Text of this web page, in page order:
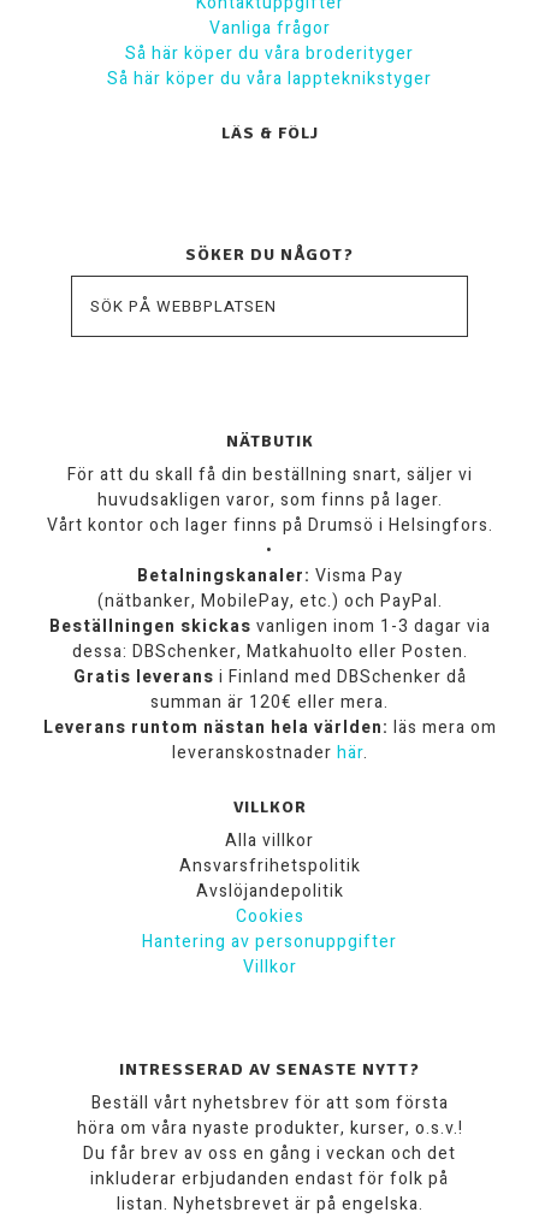
Vanliga frågor
Så här köper du våra broderityger
Så här köper du våra lappteknikstyger
LÄS & FÖLJ
SÖKER DU NÅGOT?
NÄTBUTIK
För att du skall få din beställning snart, säljer vi
huvudsakligen varor, som finns på lager.
Vårt kontor och lager finns på Drumsö i Helsingfors.
•
Betalningskanaler: Visma Pay
(nätbanker, MobilePay, etc.) och PayPal.
Beställningen skickas vanligen inom 1-3 dagar via
dessa: DBSchenker, Matkahuolto eller Posten.
Gratis leverans i Finland med DBSchenker då
summan är 120€ eller mera.
Leverans runtom nästan hela världen: läs mera om
leveranskostnader här.
VILLKOR
Alla villkor
Ansvarsfrihetspolitik
Avslöjandepolitik
Cookies
Hantering av personuppgifter
Villkor
INTRESSERAD AV SENASTE NYTT?
Beställ vårt nyhetsbrev för att som första
höra om våra nyaste produkter, kurser, o.s.v.!
Du får brev av oss en gång i veckan och det
inkluderar erbjudanden endast för folk på
listan. Nyhetsbrevet är på engelska.